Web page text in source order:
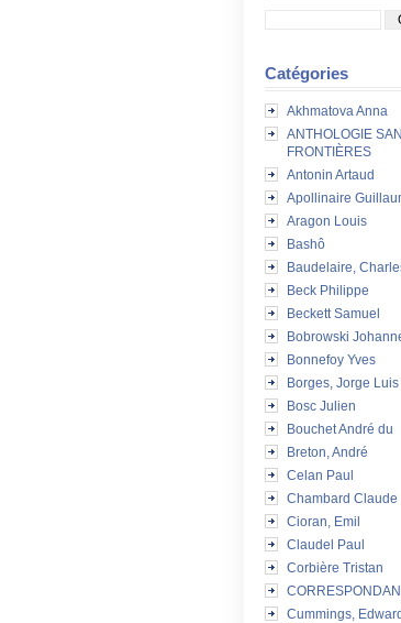
Catégories
Akhmatova Anna
ANTHOLOGIE
FRONTIÈRES
Antonin Artaud
Apollinaire
Aragon Louis
Bashô
Baudelaire,
Beck Philippe
Beckett Samuel
Bobrowski
Bonnefoy Yves
Borges, Jorge Luis
Bosc Julien
Bouchet André du
Breton, André
Celan Paul
Chambard Claude
Cioran, Emil
Claudel Paul
Corbière Tristan
Cummings, Edward